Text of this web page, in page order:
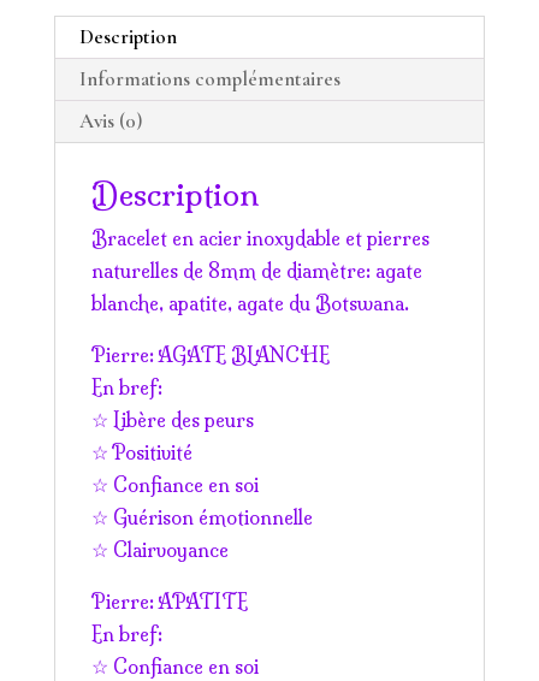
VieDescription
Informations complémentaires
Avis (0)
Description
Bracelet en acier inoxydable et pierres
naturelles de 8mm de diamètre: agate
blanche, apatite, agate du Botswana.
Pierre: AGATE BLANCHE
En bref:
☆ Libère des peurs
☆ Positivité
☆ Confiance en soi
☆ Guérison émotionnelle
☆ Clairvoyance
Pierre: APATITE
En bref:
☆ Confiance en soi